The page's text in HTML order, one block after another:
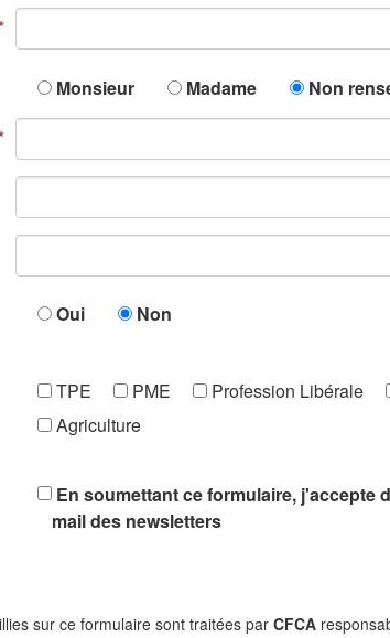
Monsieur Madame
Non
Oui Non
TPE PME Profession Libérale
Agriculture
En soumettant ce formulaire, j'accepte
mail des newsletters
sur ce formulaire sont traitées parCFCA